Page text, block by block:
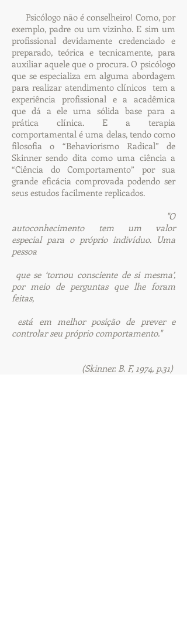
Psicólogo não é conselheiro! Como, por
exemplo, padre ou um vizinho. E sim um
profissional devidamente credenciado e
preparado, teórica e tecnicamente, para
auxiliar aquele que o procura. O psicólogo
que se especializa em alguma abordagem
para realizar atendimento clínicos tem a
experiência profissional e a acadêmica
que dá a ele uma sólida base para a
prática clínica. E a terapia
comportamental é uma delas, tendo como
filosofia o “Behaviorismo Radical” de
Skinner sendo dita como uma ciência a
“Ciência do Comportamento” por sua
grande eficácia comprovada podendo ser
seus estudos facilmente replicados.
"O
autoconhecimento tem um valor
especial para o próprio indivíduo. Uma
pessoa
que se ‘tornou consciente de si mesma’,
por meio de perguntas que lhe foram
feitas,
está em melhor posição de prever e
controlar seu próprio comportamento."
(Skinner. B. F, 1974, p.31)